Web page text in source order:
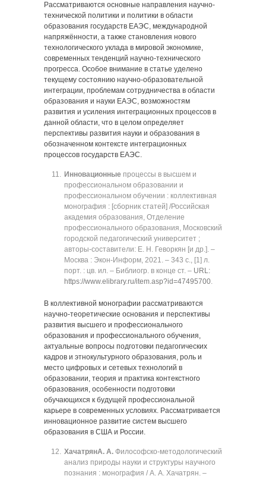
Рассматриваются основные направления научно-
технической политики и политики в области
образования государств ЕАЭС, международной
напряжённости, а также становления нового
технологического уклада в мировой экономике,
современных тенденций научно-технического
прогресса. Особое внимание в статье уделено
текущему состоянию научно-образовательной
интеграции, проблемам сотрудничества в области
образования и науки ЕАЭС, возможностям
развития и усиления интеграционных процессов в
данной области, что в целом определяет
перспективы развития науки и образования в
обозначенном контексте интеграционных
процессов государств ЕАЭС.
Инновационные процессы в высшем и
профессиональном образовании и
профессиональном обучении : коллективная
монография : [сборник статей] /Российская
академия образования, Отделение
профессионального образования, Московский
городской педагогический университет ;
авторы-составители: Е. Н. Геворкян [и др.]. ‒
Москва : Экон-Информ, 2021. ‒ 343 с., [1] л.
порт. : цв. ил. ‒ Библиогр. в конце ст. ‒ URL:
https://www.elibrary.ru/item.asp?id=47495700.
В коллективной монографии рассматриваются
научно-теоретические основания и перспективы
развития высшего и профессионального
образования и профессионального обучения,
актуальные вопросы подготовки педагогических
кадров и этнокультурного образования, роль и
место цифровых и сетевых технологий в
образовании, теория и практика контекстного
образования, особенности подготовки
обучающихся к будущей профессиональной
карьере в современных условиях. Рассматривается
инновационное развитие систем высшего
образования в США и России.
ХачатрянА. А. Философско-методологический
анализ природы науки и структуры научного
познания : монография / А. А. Хачатрян. ‒